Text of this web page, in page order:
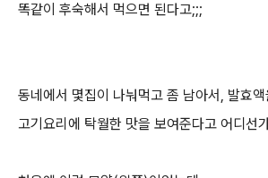
똑같이 후숙해서 먹으면 된다고;;;
동네에서 몇집이 나눠먹고 좀 남아서, 발효
고기요리에 탁월한 맛을 보여준다고 어디선